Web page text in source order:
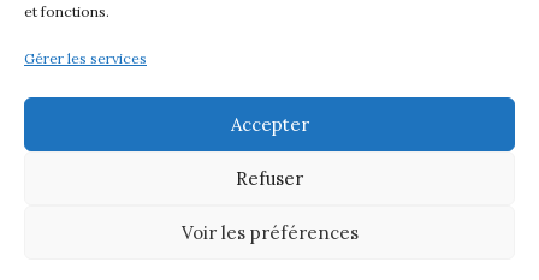
et fonctions.
Gérer les services
Accepter
Refuser
Voir les préférences
Mentions légales & confidentialité
© 2026 Asso M&M - Thème WordPress par